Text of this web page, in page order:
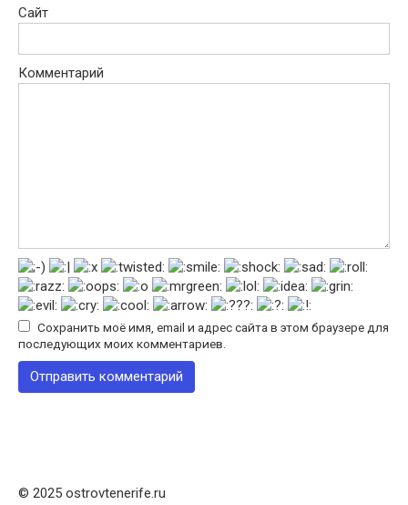
Сайт
Комментарий
Сохранить моё имя, email и адрес сайта в этом браузере для
последующих моих комментариев.
© 2025 ostrovtenerife.ru